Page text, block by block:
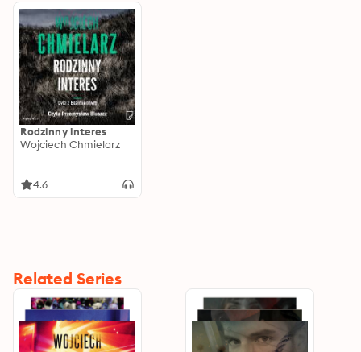
Rodzinny interes
Wojciech Chmielarz
4.6
Related Series